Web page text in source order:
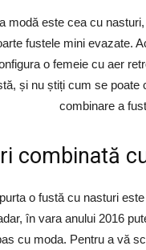
modă este cea cu
fustele mini evazate.
o femeie cu aer
și nu știți cum se
combinare a
combinată
o fustă cu nasturi
în vara anului 2016
cu moda. Pentru a vă